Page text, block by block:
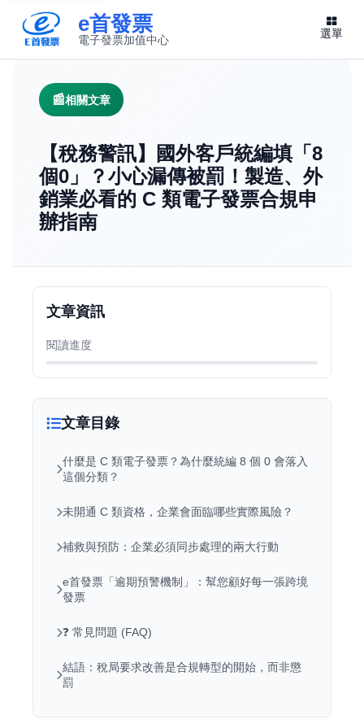
e首發票
電子發票加值中心 選單
相關文章
【稅務警訊】國外客戶統編填「8
個0」？小心漏傳被罰！製造、外
銷業必看的 C 類電子發票合規申
辦指南
文章目錄
什麼是 C 類電子發票？為什麼統編 8 個 0 會落入
這個分類？
未開通 C 類資格，企業會面臨哪些實際風險？
補救與預防：企業必須同步處理的兩大行動
e首發票「逾期預警機制」：幫您顧好每一張跨境
發票
❓ 常見問題 (FAQ)
結語：稅局要求改善是合規轉型的開始，而非懲
罰
文章資訊
閱讀進度